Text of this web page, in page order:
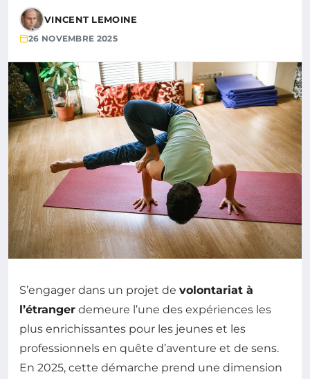
VINCENT LEMOINE
26 NOVEMBRE 2025
S’engager dans un projet de volontariat à
l’étranger demeure l’une des expériences les
plus enrichissantes pour les jeunes et les
professionnels en quête d’aventure et de sens.
En 2025, cette démarche prend une dimension